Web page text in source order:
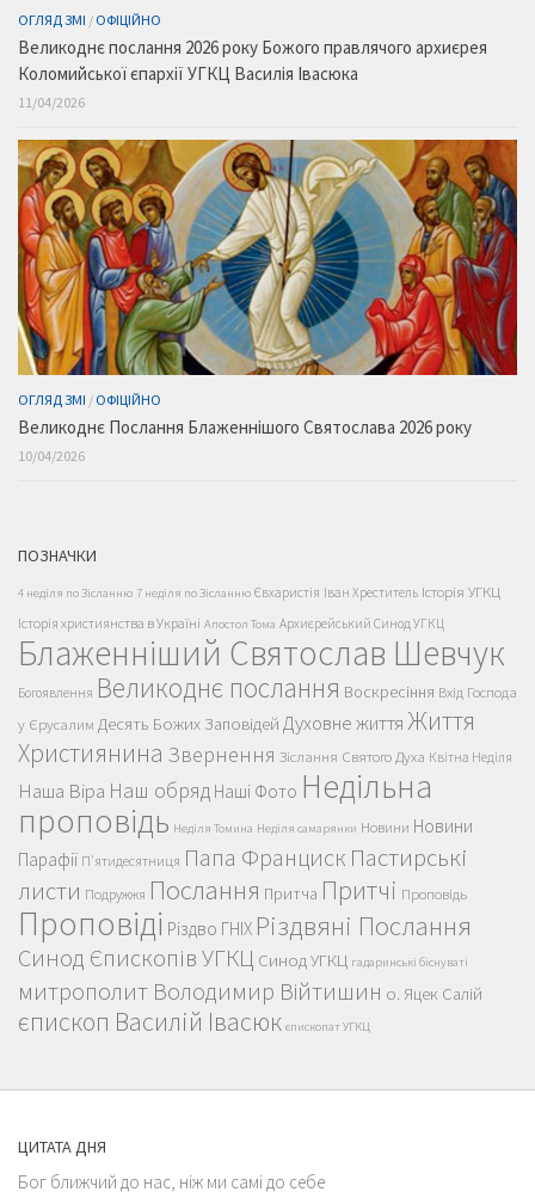
ОГЛЯД ЗМІ / ОФІЦІЙНО
Великоднє послання 2026 року Божого правлячого архиєрея
Коломийської єпархії УГКЦ Василія Івасюка
11/04/2026
ОГЛЯД ЗМІ / ОФІЦІЙНО
Великоднє Послання Блаженнішого Святослава 2026 року
10/04/2026
ПОЗНАЧКИ
4 неділя по Зісланню 7 неділя по Зісланню Євхаристія Іван Хреститель Історія УГКЦ
Історія християнства в Україні Апостол Тома Архиєрейський Синод УГКЦ
Блаженніший Святослав Шевчук
Богоявлення Великоднє послання Воскресіння Вхід Господа
у Єрусалим Десять Божих Заповідей Духовне життяЖиття
Християнина Звернення Зіслання Святого Духа Квітна Неділя
Наша Віра Наш обряд Наші Фото Недільна
проповідь Неділя Томина Неділя самарянки Новини Новини
Парафії П'ятидесятниця Папа Франциск Пастирські
листи Подружжя Послання Притча Притчі Проповідь
Проповіді Різдво ГНІХ Різдвяні Послання
Синод Єпископів УГКЦ Синод УГКЦ гадаринські біснуваті
митрополит Володимир Війтишин о. Яцек Салій
єпископ Василій Івасюк єпископат УГКЦ
ЦИТАТА ДНЯ
Бог ближчий до нас, ніж ми самі до себе